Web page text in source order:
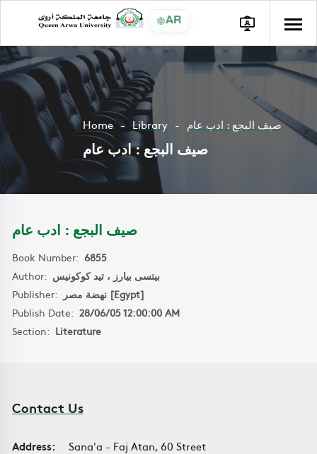
AR
Home Library صيف البجع : ادب عام
صيف البجع : ادب عام
صيف البجع : ادب عام
Book Number: 6855
Author: بيتسى بيارز ، تيد كوكونيس
Publisher:
نهضة مصر [Egypt]
Publish Date: 28/06/05 12:00:00 AM
Section: Literature
Contact Us
Address:
Sana'a - Faj Atan, 60 Street